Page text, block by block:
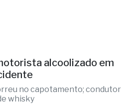
alcoolizado em
no capotamento; condutor
whisky